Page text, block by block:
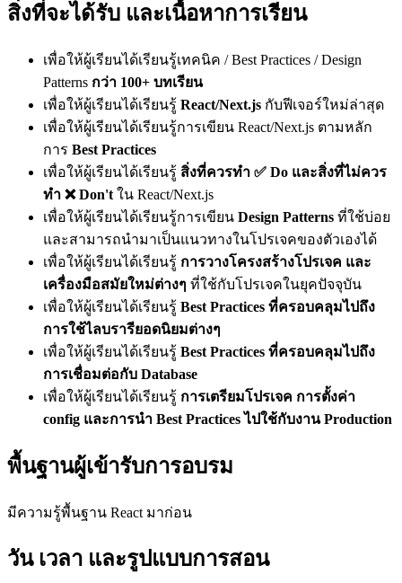
สิ่งที่จะได้รับ และเนื้อหาการเรียน
เพื่อให้ผู้เรียนได้เรียนรู้เทคนิค / Best Practices / Design
Patterns กว่า 100+ บทเรียน
เพื่อให้ผู้เรียนได้เรียนรู้ React/Next.js กับฟีเจอร์ใหม่ล่าสุด
เพื่อให้ผู้เรียนได้เรียนรู้การเขียน React/Next.js ตามหลัก
การ Best Practices
เพื่อให้ผู้เรียนได้เรียนรู้ สิ่งที่ควรทำ ✅ Do และสิ่งที่ไม่ควร
ทำ ❌ Don't ใน React/Next.js
เพื่อให้ผู้เรียนได้เรียนรู้การเขียน Design Patterns ที่ใช้บ่อย
และสามารถนำมาเป็นแนวทางในโปรเจคของตัวเองได้
เพื่อให้ผู้เรียนได้เรียนรู้ การวางโครงสร้างโปรเจค และ
เครื่องมือสมัยใหม่ต่างๆ ที่ใช้กับโปรเจคในยุคปัจจุบัน
เพื่อให้ผู้เรียนได้เรียนรู้ Best Practices ที่ครอบคลุมไปถึง
การใช้ไลบรารียอดนิยมต่างๆ
เพื่อให้ผู้เรียนได้เรียนรู้ Best Practices ที่ครอบคลุมไปถึง
การเชื่อมต่อกับ Database
เพื่อให้ผู้เรียนได้เรียนรู้ การเตรียมโปรเจค การตั้งค่า
config และการนำ Best Practices ไปใช้กับงาน Production
พื้นฐานผู้เข้ารับการอบรม
มีความรู้พื้นฐาน React มาก่อน
วัน เวลา และรูปแบบการสอน